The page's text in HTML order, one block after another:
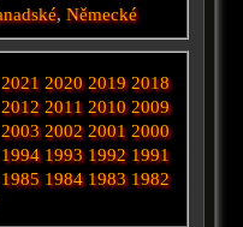
,Německé
2021 2020 2019 2018
2012 2011 2010 2009
2003 2002 2001 2000
1994 1993 1992 1991
1985 1984 1983 1982